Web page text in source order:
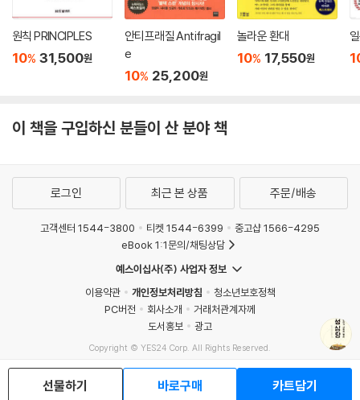
재 세계 시장 대부분을 지배하고 있는 자본주의 경제 시스템이 관계 파괴
적이고 지속 가능하지도 않다고 비판한다. 지금의 시스템에 영혼을 불어넣
어야 한다고 강조한다. 지금보다 훨씬 공정하고 포용적이며 지속 가능한
경제, 나아가 신의 피조물인 생명과 지구 환경을 착취하지 않고 돌보는 경
제가 돼야 하며, 특히 ‘식물’에서 지혜와 영감을 얻어야 한다고 주장한다.
원칙 PRINCIPLES
10% 31,500원
안티프래질 Antifragil
e
10% 25,200원
놀라운 환대
10% 17,550원
이 책을 구입하신 분들이 산 분야 책
선물하기 바로구매 카트담기
로그인 최근 본 상품 주문/배송
고객센터 1544-3800 티켓 1544-6399
중고샵 1566-4295
eBook 1:1문의/채팅상담
예스이십사(주) 사업자 정보
이용약관
개인정보처리방침
청소년보호정책
PC버전
회사소개
거래처관계자께
도서홍보
광고
Copyright © YES24 Corp. All Rights Reserved.